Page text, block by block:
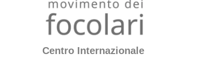
Centro Internazionale